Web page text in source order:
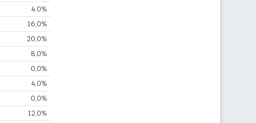
4,0%
16,0%
20,0%
8,0%
0,0%
4,0%
0,0%
12,0%